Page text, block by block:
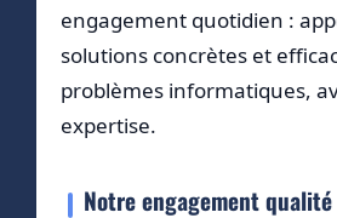
engagement quotidien :
solutions concrètes et
problèmes informatiques,
expertise.
Notre engagement